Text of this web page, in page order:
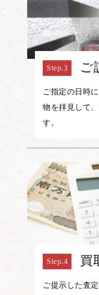
ご
ご指定の日時
物を拝見して
す。
買
ご提示した査